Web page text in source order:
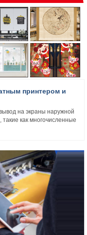
принтером и
на экраны наружной
как многочисленные